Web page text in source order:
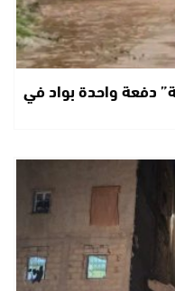
شقيقين “06 و08 سنة” دفعة واحدة بواد في